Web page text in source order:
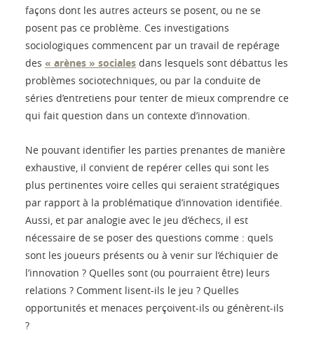
façons dont les autres acteurs se posent, ou ne se
posent pas ce problème. Ces investigations
sociologiques commencent par un travail de repérage
des « arènes » sociales dans lesquels sont débattus les
problèmes sociotechniques, ou par la conduite de
séries d’entretiens pour tenter de mieux comprendre ce
qui fait question dans un contexte d’innovation.
Ne pouvant identifier les parties prenantes de manière
exhaustive, il convient de repérer celles qui sont les
plus pertinentes voire celles qui seraient stratégiques
par rapport à la problématique d’innovation identifiée.
Aussi, et par analogie avec le jeu d’échecs, il est
nécessaire de se poser des questions comme : quels
sont les joueurs présents ou à venir sur l’échiquier de
l’innovation ? Quelles sont (ou pourraient être) leurs
relations ? Comment lisent-ils le jeu ? Quelles
opportunités et menaces perçoivent-ils ou génèrent-ils
?